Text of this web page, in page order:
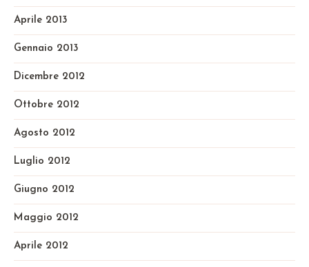
Aprile 2013
Gennaio 2013
Dicembre 2012
Ottobre 2012
Agosto 2012
Luglio 2012
Giugno 2012
Maggio 2012
Aprile 2012